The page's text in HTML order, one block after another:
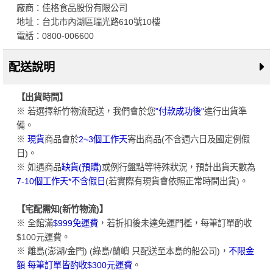
廠商：佳格食品股份有限公司
地址：台北市內湖區瑞光路610號10樓
電話：0800-006600
配送說明
【出貨時間】
※ 若選擇新竹物流配送，我們會於您"付款成功後"進行出貨準
備。
※ 現貨商品會於2~3個工作天寄出商品(不含週六日及國定例假
日)。
※ 如遇商品缺貨(預購)或例行盤點等特殊狀況，預計出貨天數為
7-10個工作天*不含假日 (若實際有現貨會依照正常時間出貨)。
【宅配需知(新竹物流)】
※ 全館滿$999免運費，若折扣後未達免運門檻，每筆訂單酌收
$100元運費。
※ 離島(澎湖/金門) (綠島/蘭嶼 只配送至本島的船公司)， 不限金
額 每筆訂單皆酌收$300元運費。